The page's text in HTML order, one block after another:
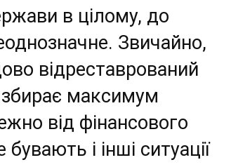
в цілому, до
Звичайно,
відреставрований
максимум
від фінансового
і інші ситуації